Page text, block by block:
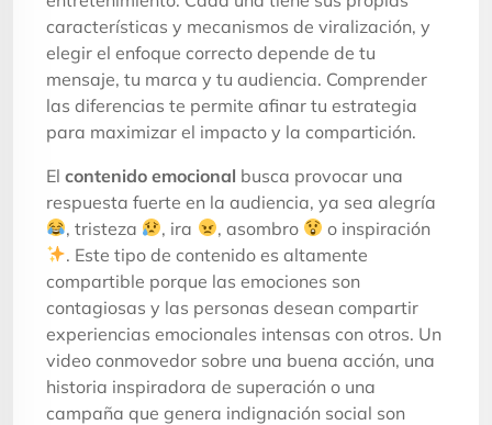
características y mecanismos de viralización, y
elegir el enfoque correcto depende de tu
mensaje, tu marca y tu audiencia. Comprender
las diferencias te permite afinar tu estrategia
para maximizar el impacto y la compartición.
El contenido emocional busca provocar una
respuesta fuerte en la audiencia, ya sea alegría
, tristeza
, ira , asombro
o inspiración
. Este tipo de contenido es altamente
compartible porque las emociones son
contagiosas y las personas desean compartir
experiencias emocionales intensas con otros. Un
video conmovedor sobre una buena acción, una
historia inspiradora de superación o una
campaña que genera indignación social son